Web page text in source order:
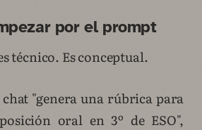
por el prompt
técnico. Es conceptual.
chat "genera una rúbrica para
oral en 3º de ESO",